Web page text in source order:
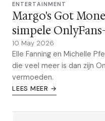
ENTERTAINMENT
Margo's Got
simpele
10 May 2026
Elle Fanning en Michelle
die veel meer is dan zijn
vermoeden.
LEES MEER →